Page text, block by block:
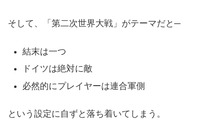
そして、「第二次世界大戦」がテーマだと─
結末は一つ
ドイツは絶対に敵
必然的にプレイヤーは連合軍側
という設定に自ずと落ち着いてしまう。